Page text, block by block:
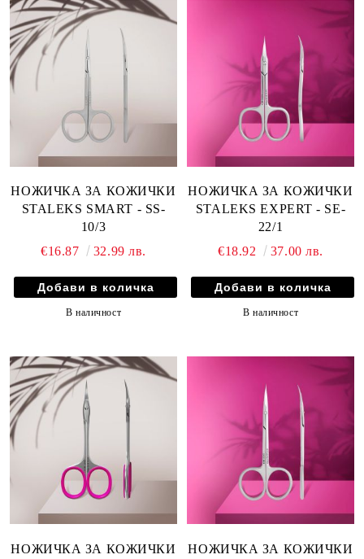
НОЖИЧКА ЗА КОЖИЧКИ
STALEKS SMART - SS-
10/3
€16.87
32.99 лв.
В наличност
НОЖИЧКА ЗА КОЖИЧКИ
STALEKS EXPERT - SE-
22/1
€18.92
37.00 лв.
В наличност
НОЖИЧКА ЗА КОЖИЧКИ
НОЖИЧКА ЗА КОЖИЧКИ